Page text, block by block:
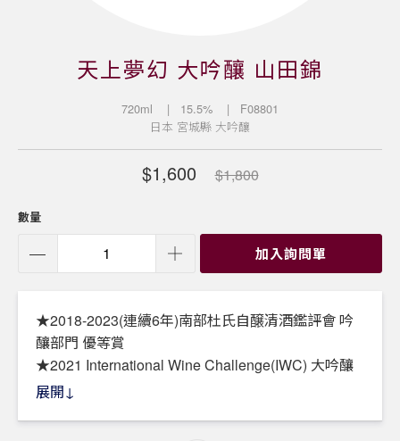
天上夢幻 大吟釀 山田錦
720ml | 15.5%
| F08801
日本 宮城縣 大吟釀
$1,600 $1,800
數量
加入詢問單
★2018-2023(連續6年)南部杜氏自醸清酒鑑評會 吟
釀部門 優等賞
★2021 International Wine Challenge(IWC) 大吟釀
部門 銀賞
展開↓